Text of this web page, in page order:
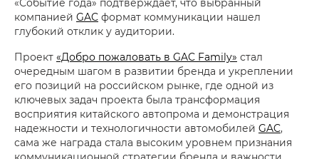
компанией GAC формат коммуникации нашел
глубокий отклик у аудитории.
Проект «Добро пожаловать в GAC Family» стал
очередным шагом в развитии бренда и укреплении
его позиций на российском рынке, где одной из
ключевых задач проекта была трансформация
восприятия китайского автопрома и демонстрация
надежности и технологичности автомобилей GAC,
сама же награда стала высоким уровнем признания